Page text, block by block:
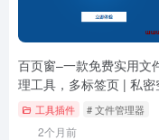
百页窗–一款免费实用文
理工具，多标签页 | 私密
万能查看器
工具插件 # 文件管理器
2个月前